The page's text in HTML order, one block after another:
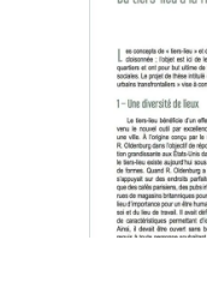
stage de